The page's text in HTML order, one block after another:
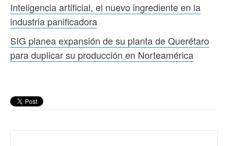
Inteligencia artificial, el nuevo ingrediente en la
industria panificadora
SIG planea expansión de su planta de Querétaro
para duplicar su producción en Norteamérica